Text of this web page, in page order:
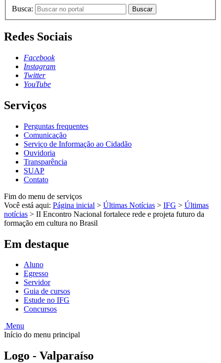
Busca: Buscar
Redes Sociais
Facebook
Instagram
Twitter
YouTube
Serviços
Perguntas frequentes
Comunicação
Serviço de Informação ao Cidadão
Ouvidoria
Transparência
SUAP
Contato
Fim do menu de serviços
Você está aqui: Página inicial > Últimas Notícias > IFG > Últimas
notícias > II Encontro Nacional fortalece rede e projeta futuro da
formação em cultura no Brasil
Em destaque
Aluno
Egresso
Servidor
Guia de cursos
Estude no IFG
Concursos
Menu
Início do menu principal
Logo - Valparaíso